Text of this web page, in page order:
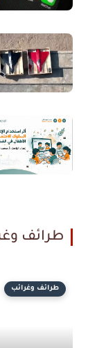
طرائف
طرائف وغرائب